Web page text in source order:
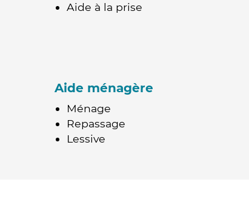
Aide à la prise
Aide ménagère
Ménage
Repassage
Lessive